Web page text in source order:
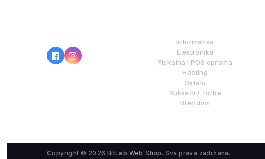
Informatika
Elektronika
Fiskalna i POS oprema
Hosting
Ostalo
Ruksaci / Torbe
Brendovi
Copyright © 2026 BitLab Web Shop . Sva prava zadržana.